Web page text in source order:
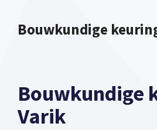
naarBouwkundige
Bouwkundige
Varik